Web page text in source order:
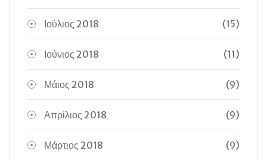
Ιούλιος 2018 (15)
Ιούνιος 2018 (11)
Μάιος 2018 (9)
Απρίλιος 2018 (9)
Μάρτιος 2018 (9)